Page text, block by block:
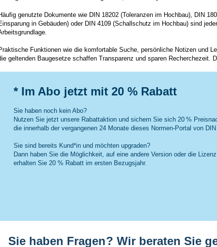
genutzte Dokumentewie DIN 18202 (Toleranzen im Hochbau), DIN
in Gebäuden) oder DIN 4109 (Schallschutz im Hochbau) sind
Funktionenwie die komfortable Suche, persönliche Notizen und
geltenden Baugesetze schaffen Transparenz und sparen Recherchezeit.
* Im Abo jetzt mit 20 % Rabatt
Sie haben noch kein Abo?
Nutzen Sie jetzt unsere Rabattaktion und sichern Sie sich 20 %
die innerhalb der vergangenen 24 Monate dieses Normen-Portal von
Sie sind bereits Kund*in und möchten upgraden?
Dann haben Sie die Möglichkeit, auf eine andere Version oder die
erhalten Sie 20 % Rabatt im ersten Bezugsjahr.
Sie haben Fragen? Wir beraten Sie